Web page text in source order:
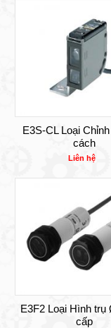
E3S-CL Loại
cách
Liên hệ
E3F2 Loại Hình trụ
cấp